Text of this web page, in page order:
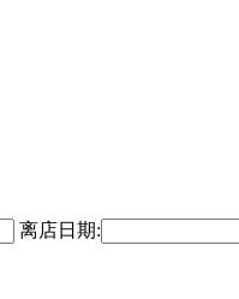
离店日期: